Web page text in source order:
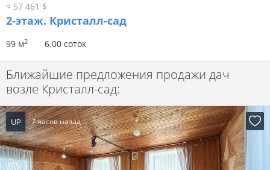
≈ 57 461 $
2-этаж. Кристалл-сад
99 м2 6.00 соток
Ближайшие предложения продажи дач
возле Кристалл-сад:
UP 7 часов назад